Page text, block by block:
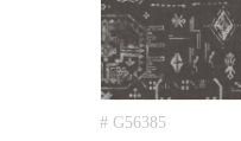
# G56385